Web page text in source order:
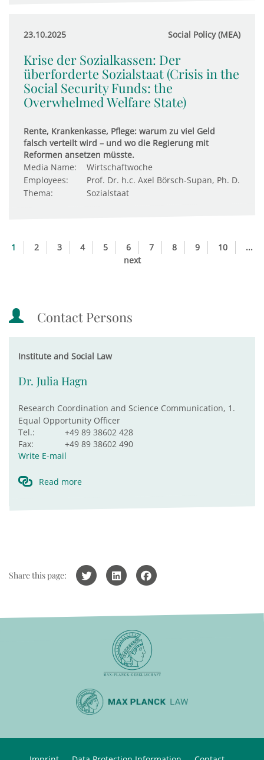
23.10.2025 Social Policy (MEA)
Krise der Sozialkassen: Der
überforderte Sozialstaat (Crisis in the
Social Security Funds: the
Overwhelmed Welfare State)
Rente, Krankenkasse, Pflege: warum zu viel Geld
falsch verteilt wird – und wo die Regierung mit
Reformen ansetzen müsste.
Media Name:
Wirtschaftwoche
Employees:
Prof. Dr. h.c. Axel Börsch-Supan, Ph. D.
Thema:
Sozialstaat
1 2 3 4 5 6 7 8 9 10
...
next
Contact Persons
Institute and Social Law
Dr. Julia Hagn
Research Coordination and Science Communication, 1.
Equal Opportunity Officer
Tel.:
+49 89 38602 428
Fax:
+49 89 38602 490
Write E-mail
Read more
Share this page: